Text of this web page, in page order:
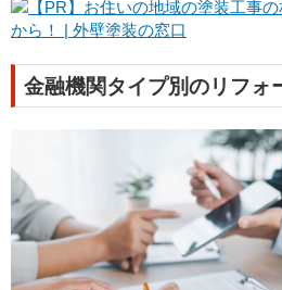
金融機関タイプ別のリフォ